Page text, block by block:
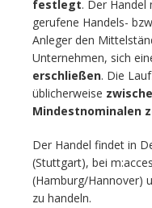
festlegt. Der
gerufene Handels-
Anleger den
Unternehmen, sich
erschließen. Die
üblicherweise
Mindestnominalen
Der Handel findet in
(Stuttgart), bei
(Hamburg/Hannover)
zu handeln.